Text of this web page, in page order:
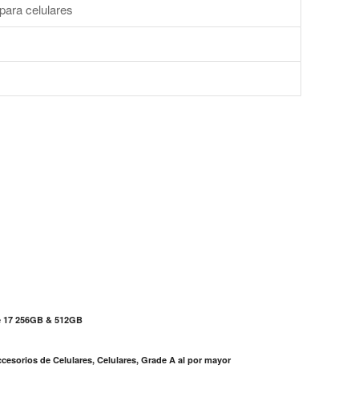
celulares
256GB & 512GB
de Celulares, Celulares, Grade A al por mayor